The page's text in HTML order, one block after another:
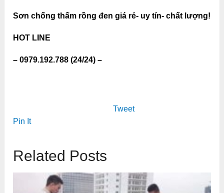
Sơn chống thấm rồng đen giá rẻ- uy tín- chất lượng!
HOT LINE
– 0979.192.788 (24/24) –
Tweet
Pin It
Related Posts